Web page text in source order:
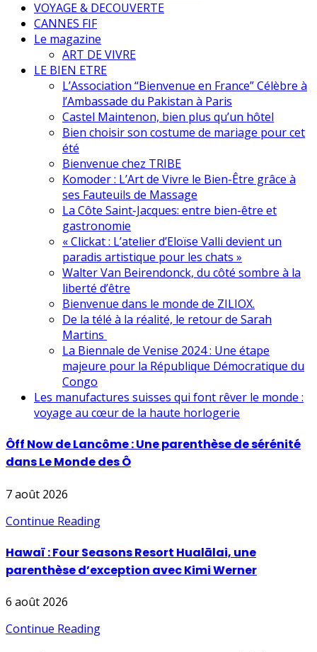
VOYAGE & DECOUVERTE
CANNES FIF
Le magazine
ART DE VIVRE
LE BIEN ETRE
L’Association “Bienvenue en France” Célèbre à
l’Ambassade du Pakistan à Paris
Castel Maintenon, bien plus qu’un hôtel
Bien choisir son costume de mariage pour cet
été
Bienvenue chez TRIBE
Komoder : L’Art de Vivre le Bien-Être grâce à
ses Fauteuils de Massage
La Côte Saint-Jacques: entre bien-être et
gastronomie
« Clickat : L’atelier d’Eloïse Valli devient un
paradis artistique pour les chats »
Walter Van Beirendonck, du côté sombre à la
liberté d’être
Bienvenue dans le monde de ZILIOX.
De la télé à la réalité, le retour de Sarah
Martins
La Biennale de Venise 2024 : Une étape
majeure pour la République Démocratique du
Congo
Les manufactures suisses qui font rêver le monde :
voyage au cœur de la haute horlogerie
Ôff Now de Lancôme : Une parenthèse de sérénité
dans Le Monde des Ô
7 août 2026
Continue Reading
Hawaï : Four Seasons Resort Hualālai, une
parenthèse d’exception avec Kimi Werner
6 août 2026
Continue Reading